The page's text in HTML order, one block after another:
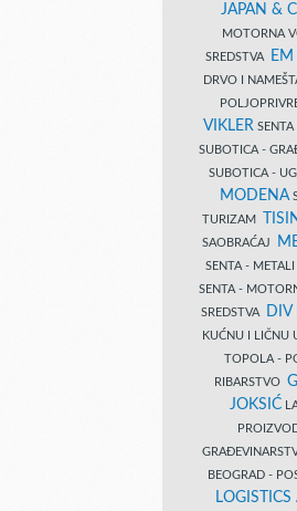
JAPAN &
MOTORNA
SREDSTVA
DRVO I
VIKLER
SUBOTICA -
SUBOTICA -
MODENA
TURIZAM
SAOBRAĆAJ
SENTA -
SENTA -
SREDSTVA
DIV
KUĆNU I LIČNU
TOPOLA -
RIBARSTVO
JOKSIĆ
BEOGRAD -